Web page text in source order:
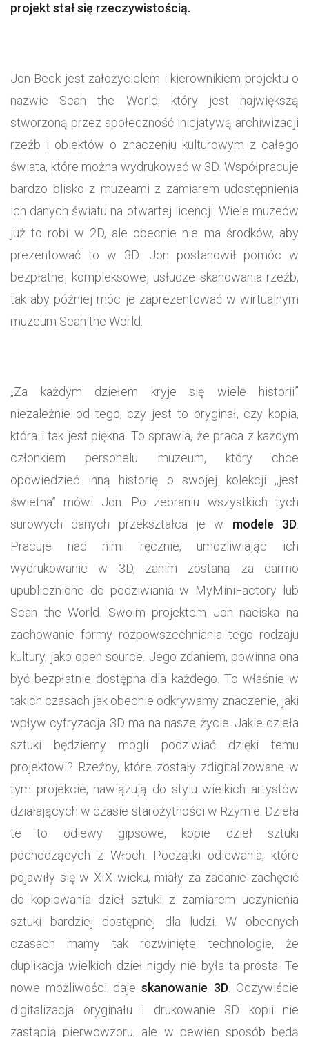
projekt stał się rzeczywistością.
Jon Beck jest założycielem i kierownikiem projektu o
nazwie Scan the World, który jest największą
stworzoną przez społeczność inicjatywą archiwizacji
rzeźb i obiektów o znaczeniu kulturowym z całego
świata, które można wydrukować w 3D. Współpracuje
bardzo blisko z muzeami z zamiarem udostępnienia
ich danych światu na otwartej licencji. Wiele muzeów
już to robi w 2D, ale obecnie nie ma środków, aby
prezentować to w 3D. Jon postanowił pomóc w
bezpłatnej kompleksowej usłudze skanowania rzeźb,
tak aby później móc je zaprezentować w wirtualnym
muzeum Scan the World.
„Za każdym dziełem kryje się wiele historii”
niezależnie od tego, czy jest to oryginał, czy kopia,
która i tak jest piękna. To sprawia, że praca z każdym
członkiem personelu muzeum, który chce
opowiedzieć inną historię o swojej kolekcji ,,jest
świetna” mówi Jon. Po zebraniu wszystkich tych
surowych danych przekształca je w modele 3D
Pracuje nad nimi ręcznie, umożliwiając ich
wydrukowanie w 3D, zanim zostaną za darmo
upublicznione do podziwiania w MyMiniFactory lub
Scan the World. Swoim projektem Jon naciska na
zachowanie formy rozpowszechniania tego rodzaju
kultury, jako open source. Jego zdaniem, powinna ona
być bezpłatnie dostępna dla każdego. To właśnie w
takich czasach jak obecnie odkrywamy znaczenie, jaki
wpływ cyfryzacja 3D ma na nasze życie. Jakie dzieła
sztuki będziemy mogli podziwiać dzięki temu
projektowi? Rzeźby, które zostały zdigitalizowane w
tym projekcie, nawiązują do stylu wielkich artystów
działających w czasie starożytności w Rzymie. Dzieła
te to odlewy gipsowe, kopie dzieł sztuki
pochodzących z Włoch. Początki odlewania, które
pojawiły się w XIX wieku, miały za zadanie zachęcić
do kopiowania dzieł sztuki z zamiarem uczynienia
sztuki bardziej dostępnej dla ludzi. W obecnych
czasach mamy tak rozwinięte technologie, że
duplikacja wielkich dzieł nigdy nie była ta prosta. Te
nowe możliwości dajeskanowanie 3D. Oczywiście
digitalizacja oryginału i drukowanie 3D kopii nie
zastąpią pierwowzoru, ale w pewien sposób będą